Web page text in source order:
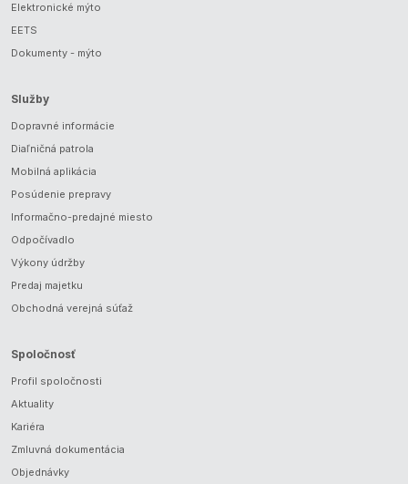
Elektronické mýto
EETS
Dokumenty - mýto
Služby
Dopravné informácie
Diaľničná patrola
Mobilná aplikácia
Posúdenie prepravy
Informačno-predajné miesto
Odpočívadlo
Výkony údržby
Predaj majetku
Obchodná verejná súťaž
Spoločnosť
Profil spoločnosti
Aktuality
Kariéra
Zmluvná dokumentácia
Objednávky